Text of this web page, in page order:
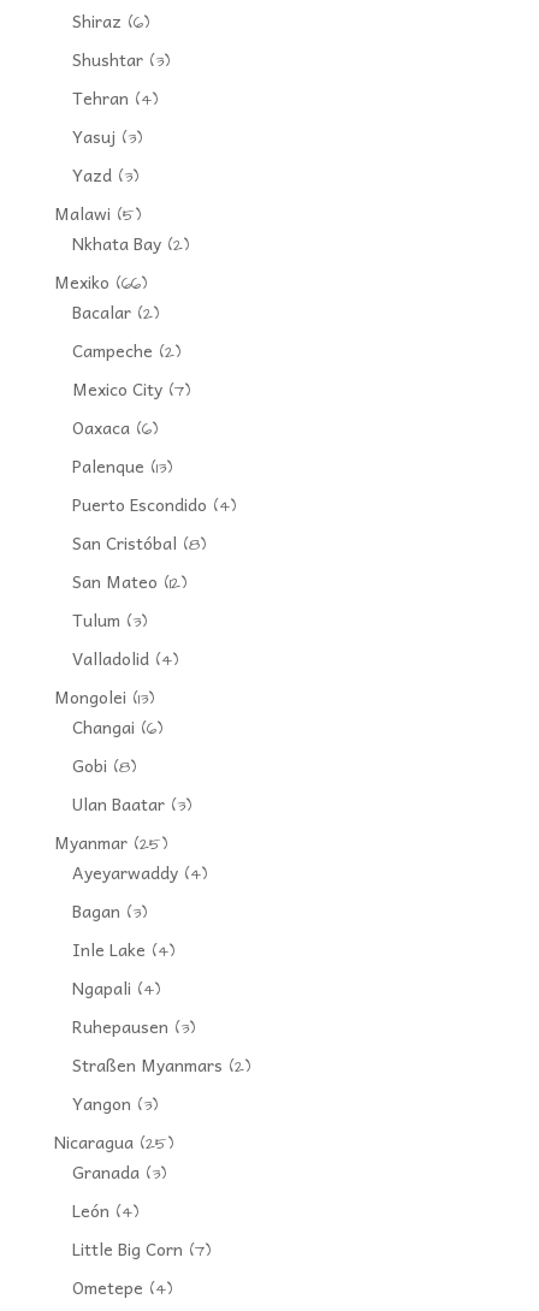
Shiraz (6)
Shushtar(3)
Tehran (4)
Yasuj (3)
Yazd(3)
Malawi (5)
Nkhata Bay(2)
Mexiko (66)
Bacalar(2)
Campeche (2)
Mexico City(7)
Oaxaca(6)
Palenque (13)
Puerto Escondido (4)
San Cristóbal (8)
San Mateo (12)
Tulum (3)
Valladolid(4)
Mongolei (13)
Changai (6)
Gobi (8)
Ulan Baatar(3)
Myanmar(25)
Ayeyarwaddy(4)
Bagan (3)
Inle Lake (4)
Ngapali (4)
Ruhepausen (3)
Straßen Myanmars (2)
Yangon (3)
Nicaragua(25)
Granada(3)
León (4)
Little Big Corn (7)
Ometepe (4)